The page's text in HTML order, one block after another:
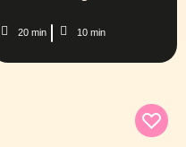
20 min 10 min